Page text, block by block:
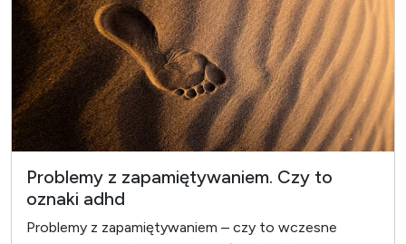
Problemy z zapamiętywaniem. Czy to
oznaki adhd
Problemy z zapamiętywaniem – czy to wczesne